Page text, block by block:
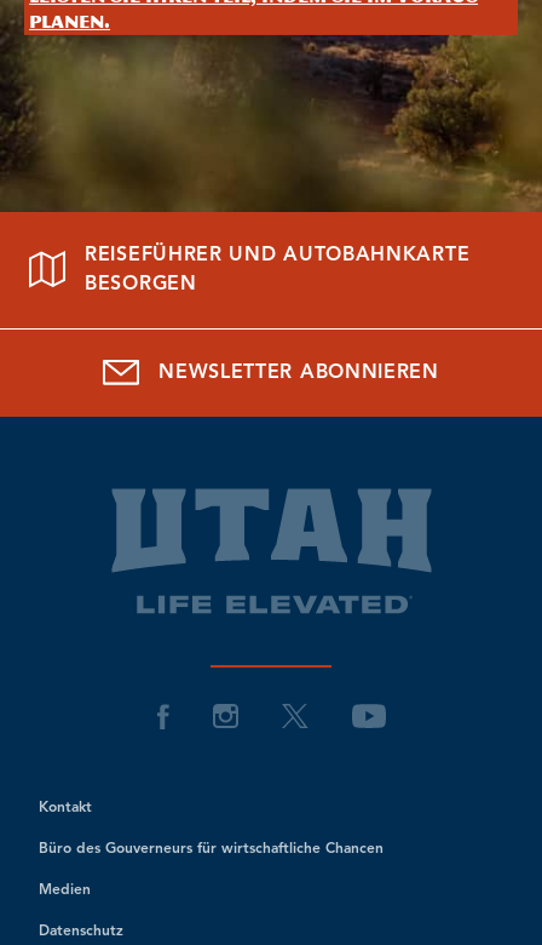
planen.
REISEFÜHRER UND AUTOBAHNKARTE
BESORGEN
NEWSLETTER ABONNIEREN
Kontakt
Büro des Gouverneurs für wirtschaftliche Chancen
Medien
Datenschutz